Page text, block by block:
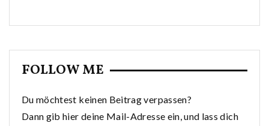
FOLLOW ME
Du möchtest keinen Beitrag verpassen?
Dann gib hier deine Mail-Adresse ein, und lass dich